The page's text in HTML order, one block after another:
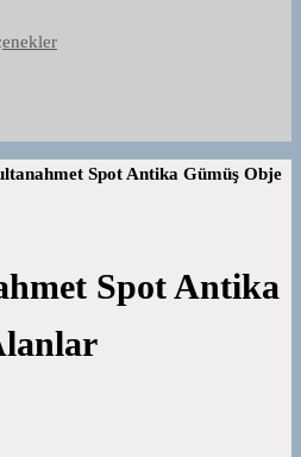
Spot Antika Gümüş Obje
Spot Antika